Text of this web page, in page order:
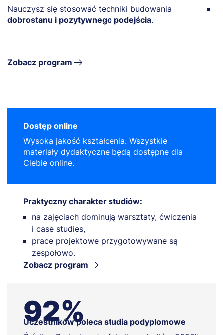
Nauczysz się stosować techniki budowania
dobrostanu i pozytywnego podejścia.
Zobacz program
Dostęp online
Wysoka jakość kształcenia. Wszystkie
materiały dydaktyczne będą dostępne dla
Ciebie online.
Praktyczny charakter studiów:
na zajęciach dominują warsztaty, ćwiczenia
i case studies,
prace projektowe przygotowywane są
zespołowo.
Zobacz program
92%
Uczestników poleca studia podyplomowe